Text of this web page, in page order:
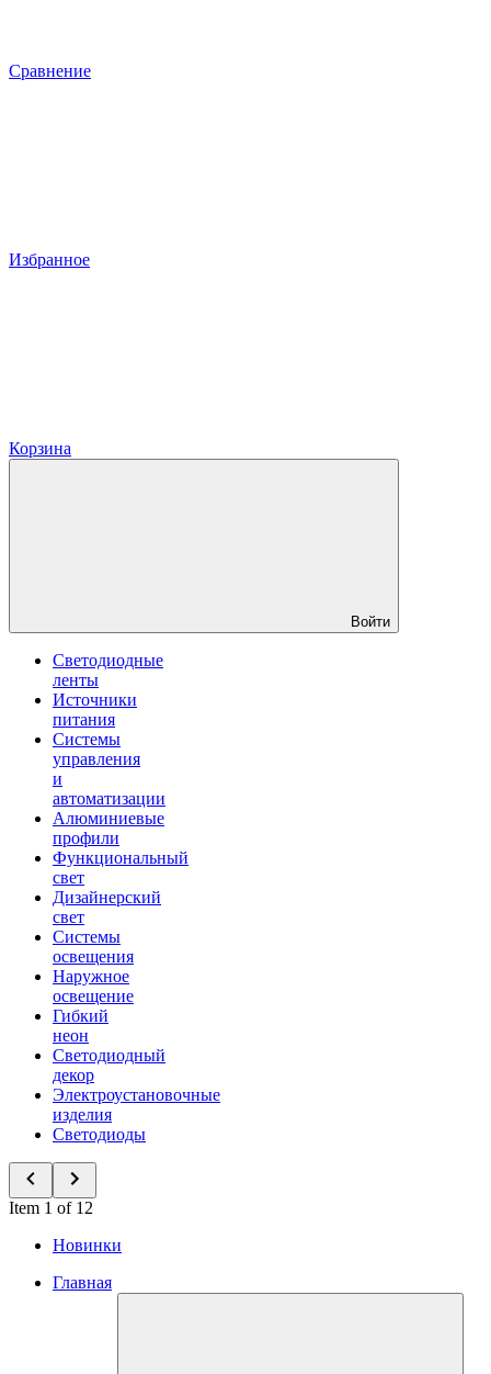
Сравнение
Избранное
Корзина
Войти
Светодиодные
ленты
Источники
питания
Системы
управления
и
автоматизации
Алюминиевые
профили
Функциональный
свет
Дизайнерский
свет
Системы
освещения
Наружное
освещение
Гибкий
неон
Светодиодный
декор
Электроустановочные
изделия
Светодиоды
Item 1 of 12
Новинки
Главная